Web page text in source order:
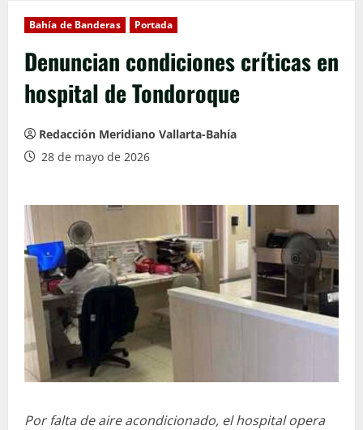
Bahía de Banderas Portada
Denuncian condiciones críticas en
hospital de Tondoroque
Redacción Meridiano Vallarta-Bahía
28 de mayo de 2026
Por falta de aire acondicionado, el hospital opera